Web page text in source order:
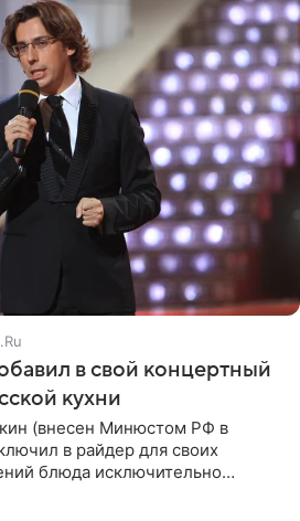
в свой концертный
кухни
(внесен Минюстом РФ в
в райдер для своих
блюда исключительно